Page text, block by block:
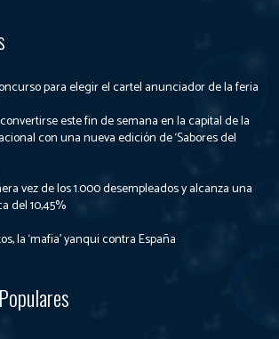
para elegir el cartel anunciador de la feria
este fin de semana en la capital de la
con una nueva edición de ‘Sabores del
vez de los 1.000 desempleados y alcanza una
del 10,45%
la ‘mafia’ yanqui contra España